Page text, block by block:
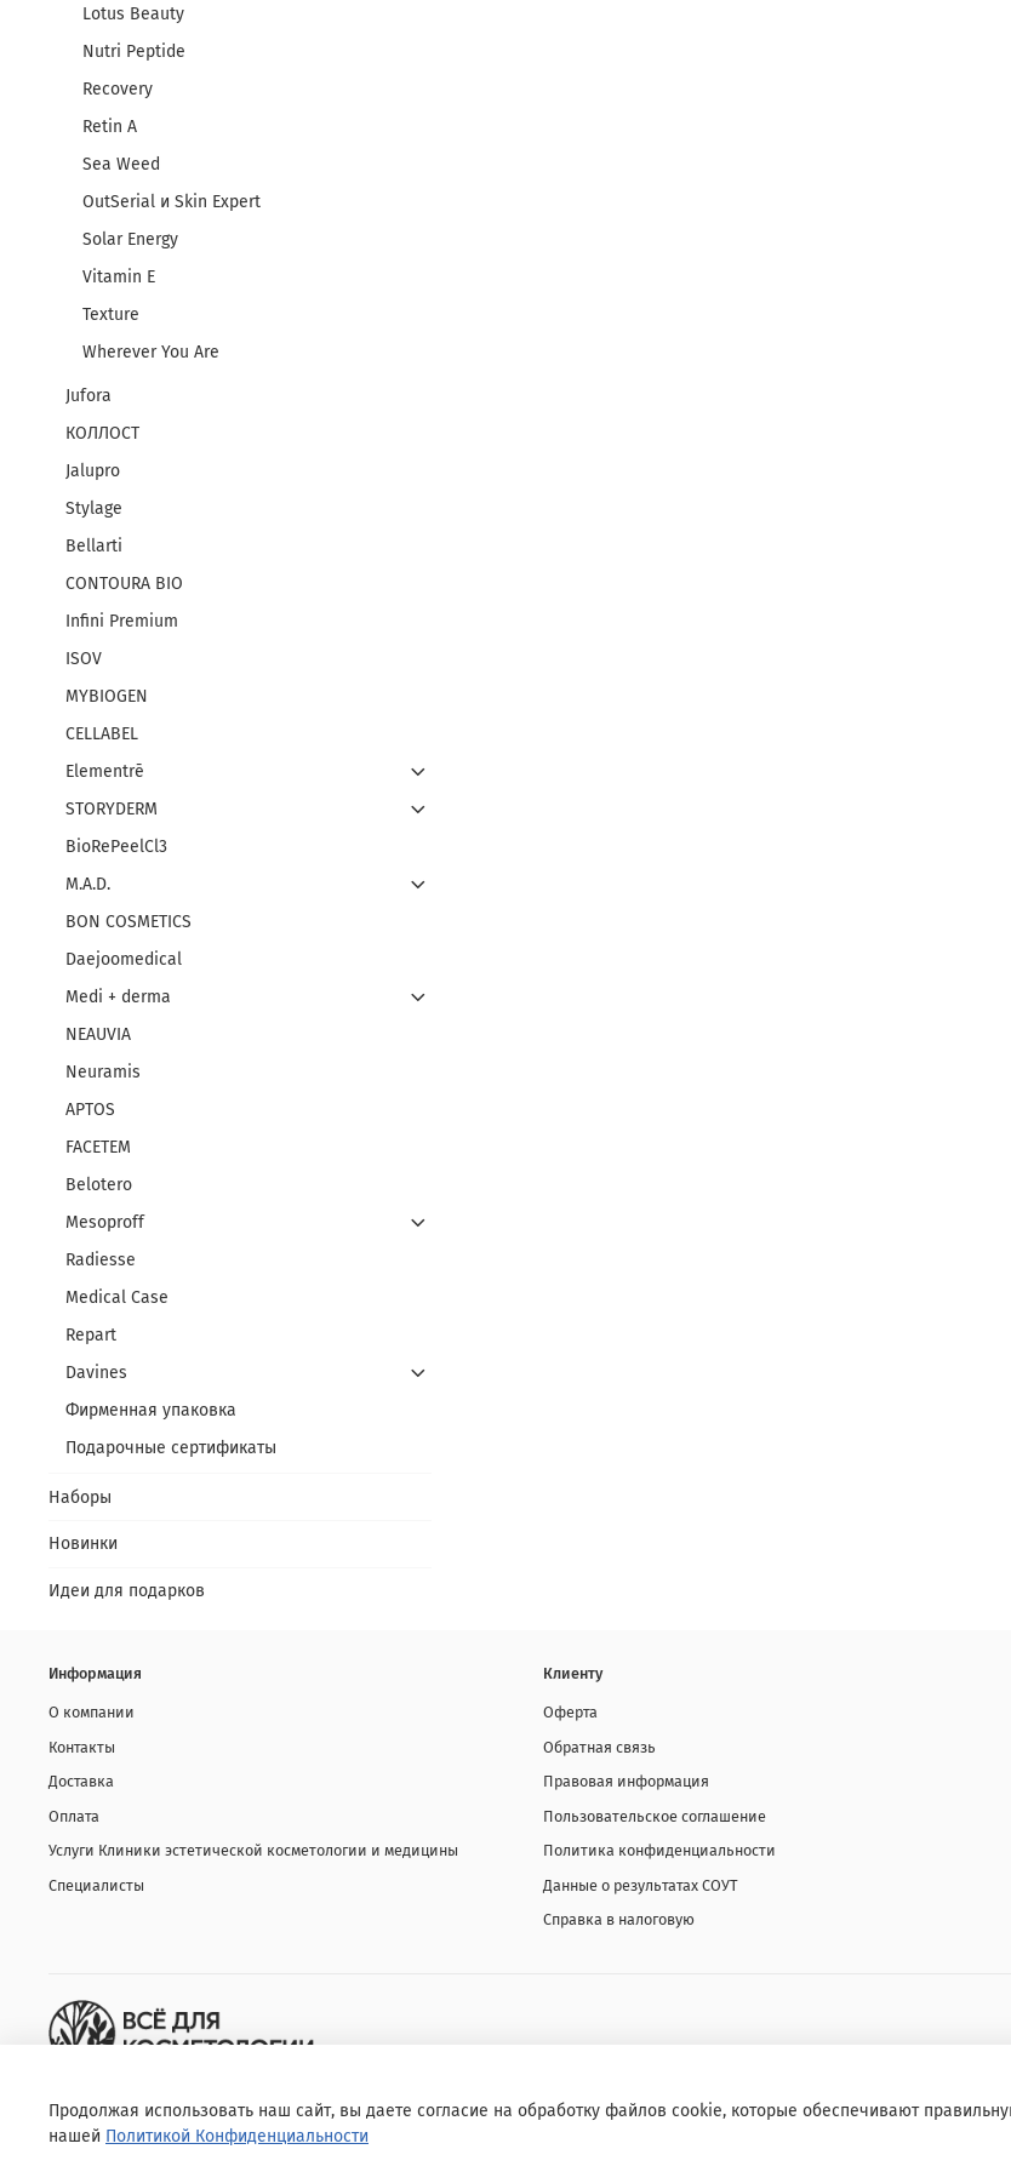
Lotus Beauty
Nutri Peptide
Recovery
Rеtin A
Sea Weed
OutSerial и Skin Expert
Solar Energy
Vitamin E
Texture
Wherever You Are
Jufora
КОЛЛОСТ
Jalupro
Stylage
Bellarti
CONTOURA BIO
Infini Premium
ISOV
MYBIOGEN
CELLABEL
Elementrē
STORYDERM
BioRePeelCl3
M.A.D.
BON СOSMETICS
Daejoomedical
Medi + derma
NEAUVIA
Neuramis
APTOS
FACETEM
Belotero
Mesoproff
Radiesse
Medical Case
Repart
Davines
Фирменная упаковка
Подарочные сертификаты
Наборы
Новинки
Идеи для подарков
Информация
О компании
Контакты
Доставка
Оплата
Услуги Клиники эстетической косметологии и медицины
Специалисты
Клиенту
Оферта
Обратная связь
Правовая информация
Пользовательское соглашение
Политика конфиденциальности
Данные о результатах СОУТ
Справка в налоговую
© 2020 Любое использование контента без письменного разрешения запрещено
Продолжая использовать наш сайт, вы даете согласие на обработку файлов cookie, которые обеспечивают
нашей Политикой Конфиденциальности